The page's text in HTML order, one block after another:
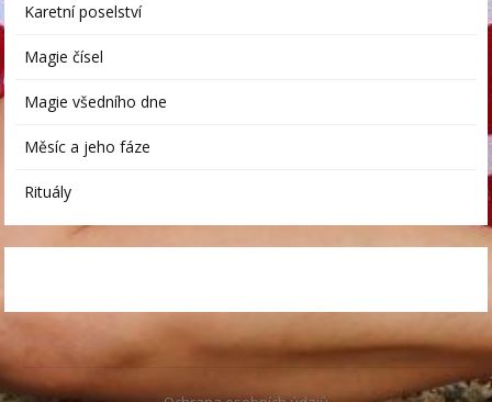
Karetní poselství
Magie čísel
Magie všedního dne
Měsíc a jeho fáze
Rituály